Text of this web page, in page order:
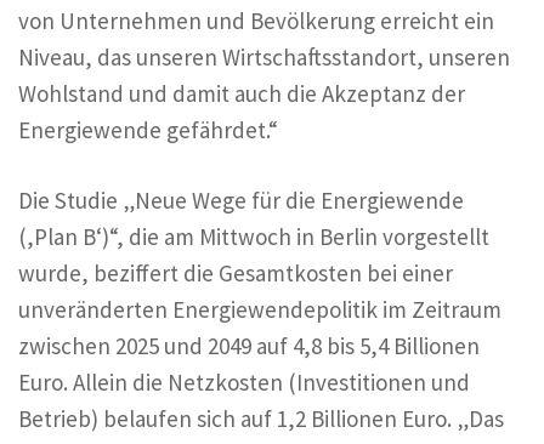
von Unternehmen und Bevölkerung erreicht ein
Niveau, das unseren Wirtschaftsstandort, unseren
Wohlstand und damit auch die Akzeptanz der
Energiewende gefährdet.“
Die Studie „Neue Wege für die Energiewende
(,Plan B‘)“, die am Mittwoch in Berlin vorgestellt
wurde, beziffert die Gesamtkosten bei einer
unveränderten Energiewendepolitik im Zeitraum
zwischen 2025 und 2049 auf 4,8 bis 5,4 Billionen
Euro. Allein die Netzkosten (Investitionen und
Betrieb) belaufen sich auf 1,2 Billionen Euro. „Das